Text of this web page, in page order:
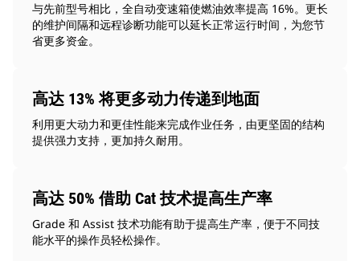
与先前型号相比，全自动变速箱使燃油效率提高 16%。更长
的维护间隔和远程诊断功能可以延长正常运行时间，为您节
省更多资金。
高达 13% 将更多动力传递到地面
利用更大动力和更佳性能来完成作业任务，由更坚固的结构
提供强力支持，更加持久耐用。
高达 50% 借助 Cat 技术提高生产率
Grade 和 Assist 技术功能有助于提高生产率，便于不同技
能水平的操作员轻松操作。